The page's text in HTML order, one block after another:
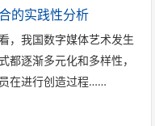
的实践性分析
，我国数字媒体艺术发生
都逐渐多元化和多样性，
在进行创造过程……